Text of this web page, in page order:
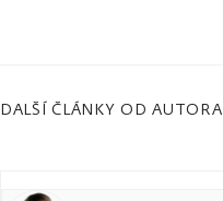
DALŠÍ ČLÁNKY OD AUTORA